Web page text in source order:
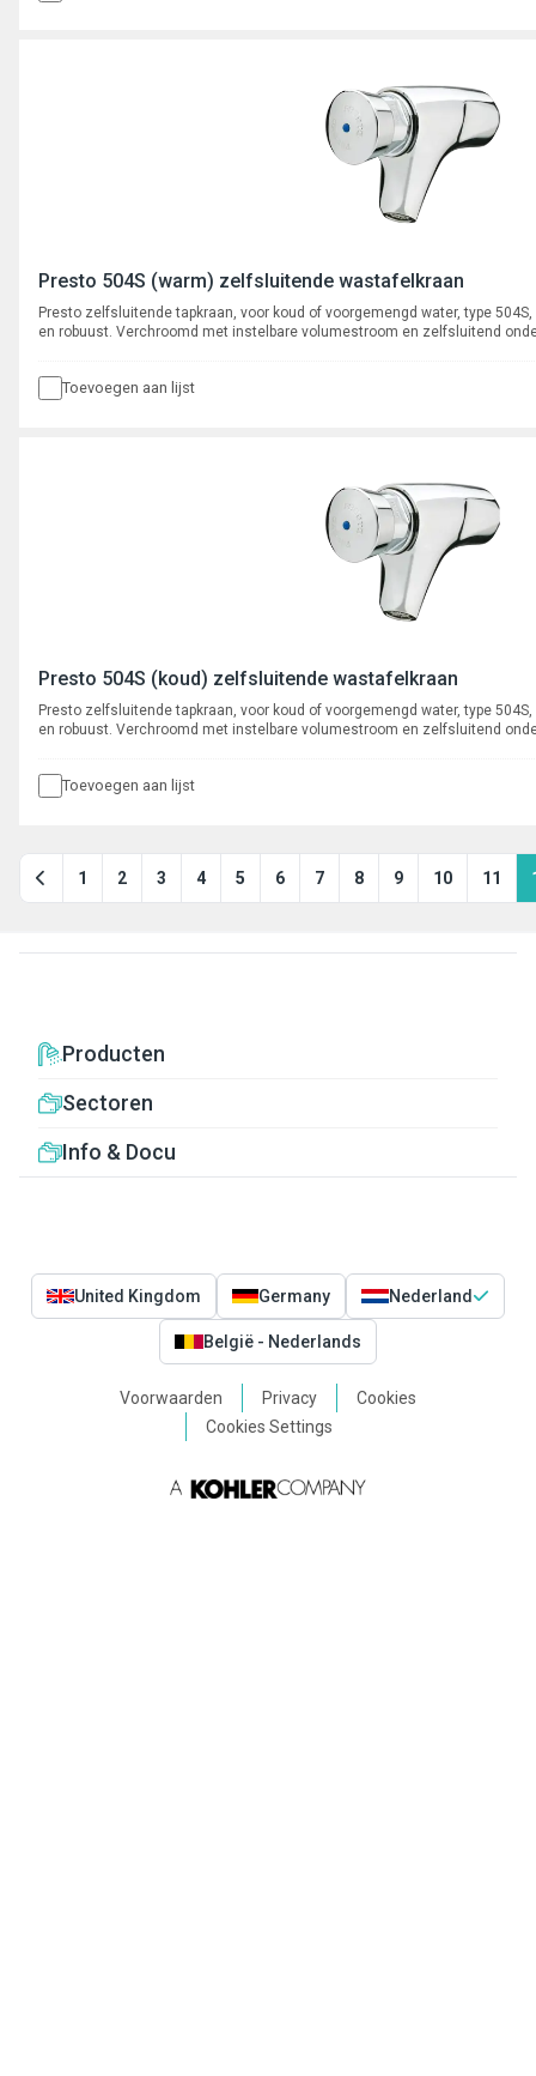
Presto 504S (warm) zelfsluitende wastafelkraan
Presto zelfsluitende tapkraan, voor koud of voorgemengd water, type
en robuust. Verchroomd met instelbare volumestroom en zelfsluitend
Toevoegen aan lijst
Presto 504S (koud) zelfsluitende wastafelkraan
Presto zelfsluitende tapkraan, voor koud of voorgemengd water, type
en robuust. Verchroomd met instelbare volumestroom en zelfsluitend
Toevoegen aan lijst
1 2 3 4 5 6 7 8 9 10 11
Producten
Sectoren
Info & Docu
United Kingdom Germany Nederland
België - Nederlands
Voorwaarden Privacy
Cookies
Cookies Settings